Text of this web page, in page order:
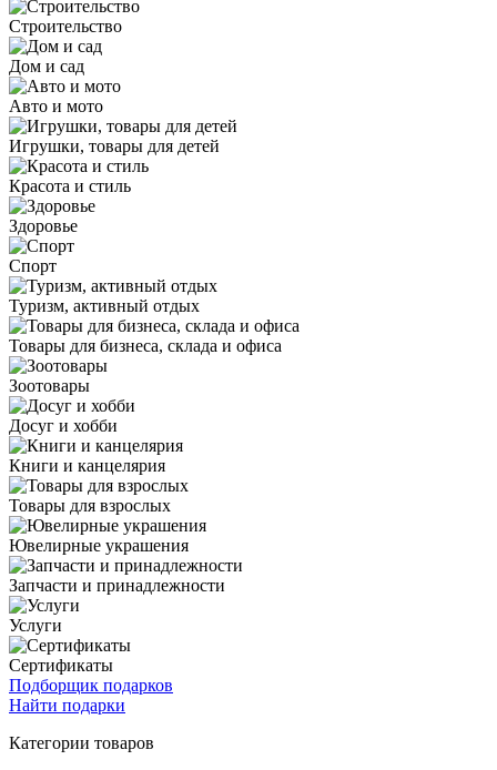
Строительство
Дом и сад
Авто и мото
Игрушки, товары для детей
Красота и стиль
Здоровье
Спорт
Туризм, активный отдых
Товары для бизнеса, склада и офиса
Зоотовары
Досуг и хобби
Книги и канцелярия
Товары для взрослых
Ювелирные украшения
Запчасти и принадлежности
Услуги
Сертификаты
Подборщик подарков
Найти подарки
Категории товаров